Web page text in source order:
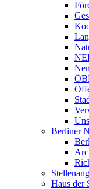
Berliner
Haus der